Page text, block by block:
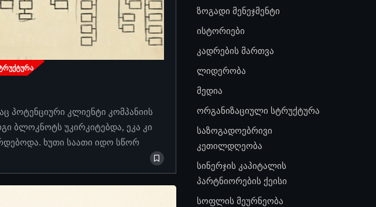
პოტენციური კლიენტი კომპანიის
ბლოკნოტს უკირკიტებდა, ეკა კი
ხუთი საათი იდო სწორ
ზოგადი მენეჯმენტი
ისტორიები
კადრების მართვა
ლიდერობა
მედია
ორგანიზაციული სტრუქტურა
საზოგადოებრივი
კეთილდღეობა
სინერჯის კაპიტალის
პარტნიორების ქეისი
სოფლის მეურნეობა